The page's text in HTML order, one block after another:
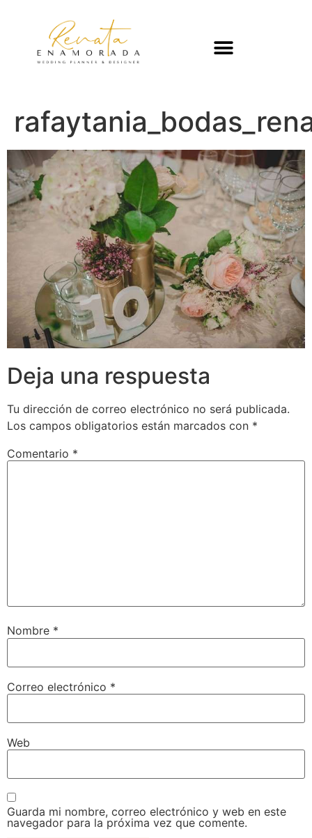
Deja una respuesta
Tu dirección de correo electrónico no será publicada.
Los campos obligatorios están marcados con *
Comentario *
Nombre *
Correo electrónico *
Web
Guarda mi nombre, correo electrónico y web en este
navegador para la próxima vez que comente.